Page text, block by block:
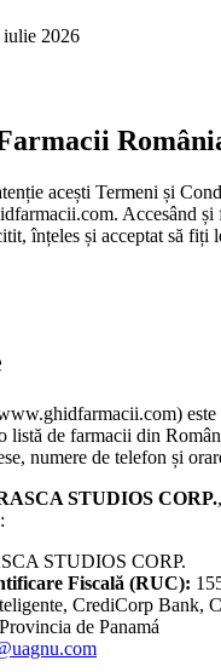
iulie 2026
acești Termeni și
Accesând și
înțeles și acceptat să fiți
este
listă de farmacii din
numere de telefon și
STUDIOS CORP.
STUDIOS CORP.
Fiscală (RUC):
CrediCorp Bank,
de Panamá